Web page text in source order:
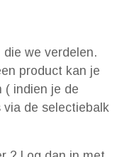
we verdelen.
product kan je
( indien je de
de selectiebalk